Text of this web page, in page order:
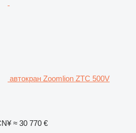
автокран Zoomlion ZTC 500V
≈ 30 770 €